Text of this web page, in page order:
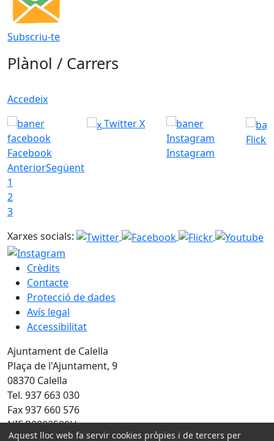
Subscriu-te
Plànol / Carrers
Accedeix
Facebook
Twitter X
Instagram
Flickr
AnteriorSegüent
1
2
3
Xarxes socials:
Crèdits
Contacte
Protecció de dades
Avís legal
Accessibilitat
Ajuntament de Calella
Plaça de l'Ajuntament, 9
08370 Calella
Tel. 937 663 030
Fax 937 660 576
NIF P0803500H
Aquest lloc web fa servir cookies pròpies i de tercers per